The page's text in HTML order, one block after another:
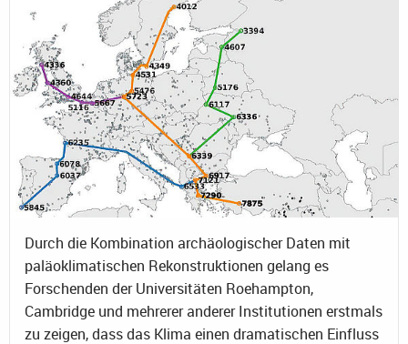
Durch die Kombination archäologischer Daten mit
paläoklimatischen Rekonstruktionen gelang es
Forschenden der Universitäten Roehampton,
Cambridge und mehrerer anderer Institutionen erstmals
zu zeigen, dass das Klima einen dramatischen Einfluss